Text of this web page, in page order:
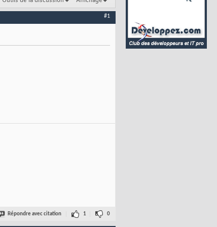
#1
Répondre avec citation 1 0